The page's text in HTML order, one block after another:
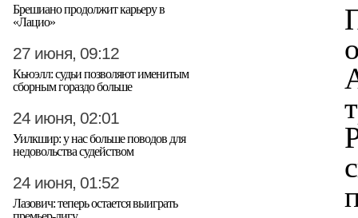
Брешиано продолжит карьеру в
«Лацио»
27 июня, 09:12
Кьюэлл: судьи позволяют именитым
сборным гораздо больше
24 июня, 02:01
Уилкшир: у нас больше поводов для
недовольства судейством
24 июня, 01:52
Лазович: теперь остается выиграть